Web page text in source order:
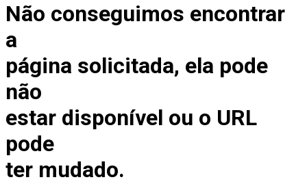
Não conseguimos encontrar
a
página solicitada, ela pode
não
estar disponível ou o URL
pode
ter mudado.